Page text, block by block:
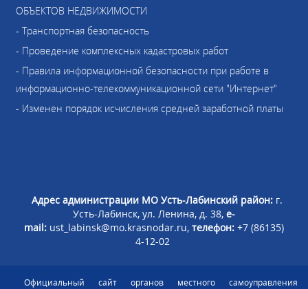
ОБЪЕКТОВ НЕДВИЖИМОСТИ
- Транспортная безопасность
- Проведение комплексных кадастровых работ
- Правила информационной безопасности при работе в
информационно-телекоммуникационной сети "Интернет"
- Изменен порядок исчисления средней заработной платы
Адрес администрации МО Усть-Лабинский район: г.
Усть-Лабинск, ул. Ленина, д. 38, e-
mail: ust_labinsk@mo.krasnodar.ru, телефон: +7 (86135)
4-12-02
Официальный сайт органов местного самоуправления